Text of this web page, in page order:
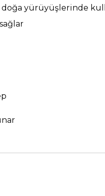
doğa yürüyüşlerinde